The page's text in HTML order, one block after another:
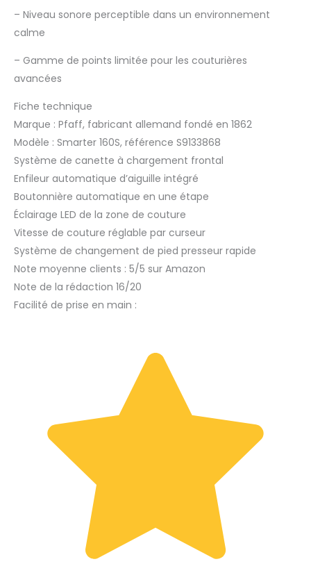
– Niveau sonore perceptible dans un environnement
calme
– Gamme de points limitée pour les couturières
avancées
Fiche technique
Marque : Pfaff, fabricant allemand fondé en 1862
Modèle : Smarter 160S, référence S9133868
Système de canette à chargement frontal
Enfileur automatique d’aiguille intégré
Boutonnière automatique en une étape
Éclairage LED de la zone de couture
Vitesse de couture réglable par curseur
Système de changement de pied presseur rapide
Note moyenne clients : 5/5 sur Amazon
Note de la rédaction 16/20
Facilité de prise en main :